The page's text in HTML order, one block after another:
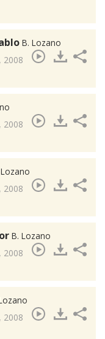
B. Lozano
2008
2008
2008
B. Lozano
2008
2008